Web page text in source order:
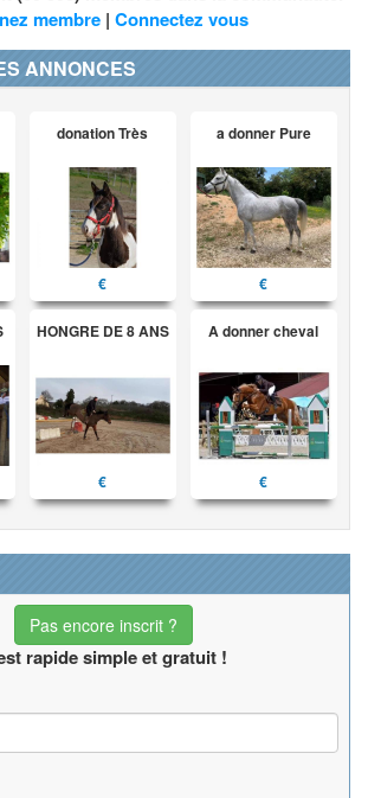
membre | Connectez vous
ANNONCES
donation Très
€
a donner Pure
€
HONGRE DE 8 ANS
€
A donner cheval
€
Pas encore inscrit ?
rapide simple et gratuit !